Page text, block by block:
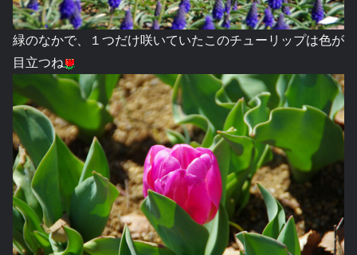
緑のなかで、１つだけ咲いていたこのチューリップは色が
目立つね